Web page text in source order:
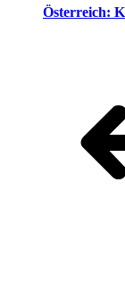
Österreich: